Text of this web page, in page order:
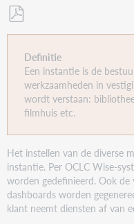
Als
opslaan
Definitie
Een instantie is de
werkzaamheden in
wordt verstaan:
filmhuis etc.
Het instellen van de diverse
instantie. Per OCLC Wise-
worden gedefinieerd. Ook de
dashboards worden
klant neemt diensten af van